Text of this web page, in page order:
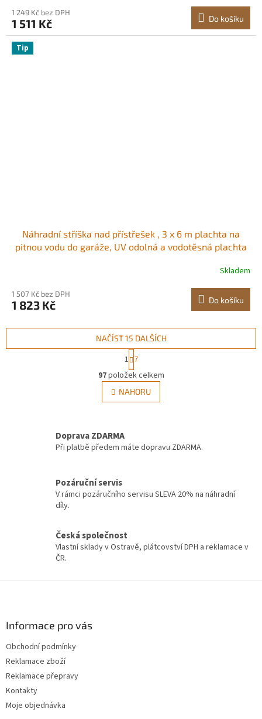
1 249 Kč bez DPH
1 511 Kč Do košíku
Tip
Náhradní stříška nad přístřešek , 3 x 6 m plachta na
pitnou vodu do garáže, UV odolná a vodotěsná plachta
Skladem
1 507 Kč bez DPH
1 823 Kč Do košíku
O
v
l
á
í
k
i
NAČÍST 15 DALŠÍCH
t
r
á
n
k
n
í
1 7
97položek celkem
NAHORU
Doprava ZDARMA
Při platbě předem máte dopravu ZDARMA.
Pozáruční servis
V rámci pozáručního servisu SLEVA 20% na náhradní
díly.
Česká společnost
Vlastní sklady v Ostravě, plátcovství DPH a reklamace v
ČR.
Informace pro vás
Obchodní podmínky
Reklamace zboží
Reklamace přepravy
Kontakty
Moje objednávka